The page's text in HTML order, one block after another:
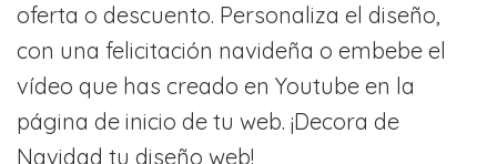
oferta o descuento. Personaliza el diseño,
con una felicitación navideña o embebe el
vídeo que has creado en Youtube en la
página de inicio de tu web. ¡Decora de
Navidad tu diseño web!